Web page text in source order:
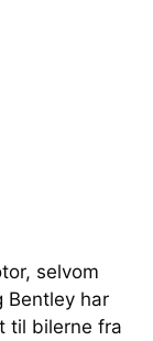
selvom
Bentley har
til bilerne fra